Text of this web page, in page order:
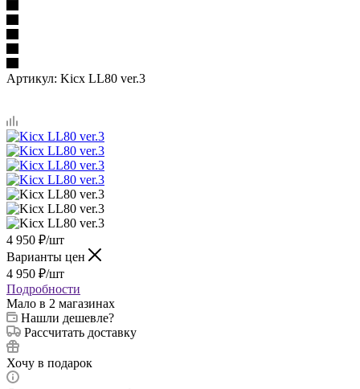
Артикул: Kicx LL80 ver.3
4 950 ₽/шт
Варианты цен
4 950 ₽/шт
Подробности
Мало в 2 магазинах
Нашли дешевле?
Рассчитать доставку
Хочу в подарок